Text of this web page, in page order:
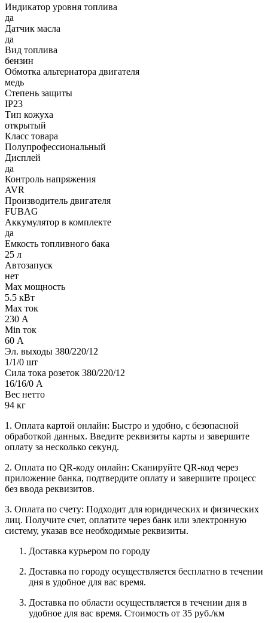
Индикатор уровня топлива
да
Датчик масла
да
Вид топлива
бензин
Обмотка альтернатора двигателя
медь
Степень защиты
IP23
Тип кожуха
открытый
Класс товара
Полупрофессиональный
Дисплей
да
Контроль напряжения
AVR
Производитель двигателя
FUBAG
Аккумулятор в комплекте
да
Емкость топливного бака
25 л
Автозапуск
нет
Max мощность
5.5 кВт
Max ток
230 А
Min ток
60 А
Эл. выходы 380/220/12
1/1/0 шт
Сила тока розеток 380/220/12
16/16/0 А
Вес нетто
94 кг
1. Оплата картой онлайн: Быстро и удобно, с безопасной
обработкой данных. Введите реквизиты карты и завершите
оплату за несколько секунд.
2. Оплата по QR-коду онлайн: Сканируйте QR-код через
приложение банка, подтвердите оплату и завершите процесс
без ввода реквизитов.
3. Оплата по счету: Подходит для юридических и физических
лиц. Получите счет, оплатите через банк или электронную
систему, указав все необходимые реквизиты.
Доставка курьером по городу
Доставка по городу осуществляется бесплатно в течении
дня в удобное для вас время.
Доставка по области осуществляется в течении дня в
удобное для вас время. Стоимость от 35 руб./км